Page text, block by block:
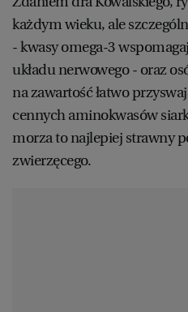
każdym wieku, ale
- kwasy omega-3
układu nerwowego - oraz
na zawartość łatwo
cennych aminokwasów
morza to najlepiej strawny
zwierzęcego.